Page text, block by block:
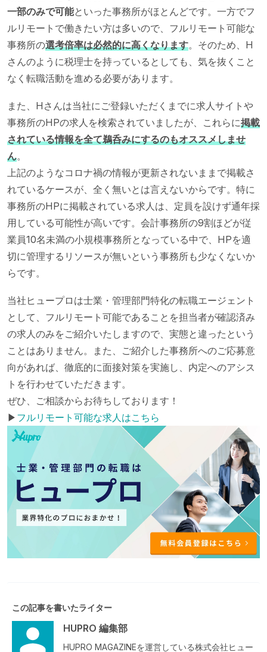
一部のみで可能といった事務所がほとんどです。一方でフ
ルリモートで働きたい方は多いので、フルリモート可能な
事務所の選考倍率は必然的に高くなります。そのため、H
さんのように税理士を持っているとしても、気を抜くこと
なく転職活動を進める必要があります。
また、Hさんは当社にご登録いただくまでに求人サイトや
事務所のHPの求人を検索されていましたが、これらに掲載
されている情報を全て鵜呑みにするのもオススメしませ
ん。
上記のようなコロナ禍の情報が更新されないままで掲載さ
れているケースが、全く無いとは言えないからです。特に
事務所のHPに掲載されている求人は、定員を設けず通年採
用している可能性が高いです。会計事務所の9割ほどが従
業員10名未満の小規模事務所となっている中で、HPを適
切に管理するリソースが無いという事務所も少なくないか
らです。
当社ヒュープロは士業・管理部門特化の転職エージェント
として、フルリモート可能であることを担当者が確認済み
の求人のみをご紹介いたしますので、実態と違ったという
ことはありません。また、ご紹介した事務所へのご応募意
向があれば、徹底的に面接対策を実施し、内定へのアシス
トを行わせていただきます。
ぜひ、ご相談からお待ちしております！
▶︎ フルリモート可能な求人はこちら
この記事を書いたライター
HUPRO 編集部
HUPRO MAGAZINEを運営している株式会社ヒュー